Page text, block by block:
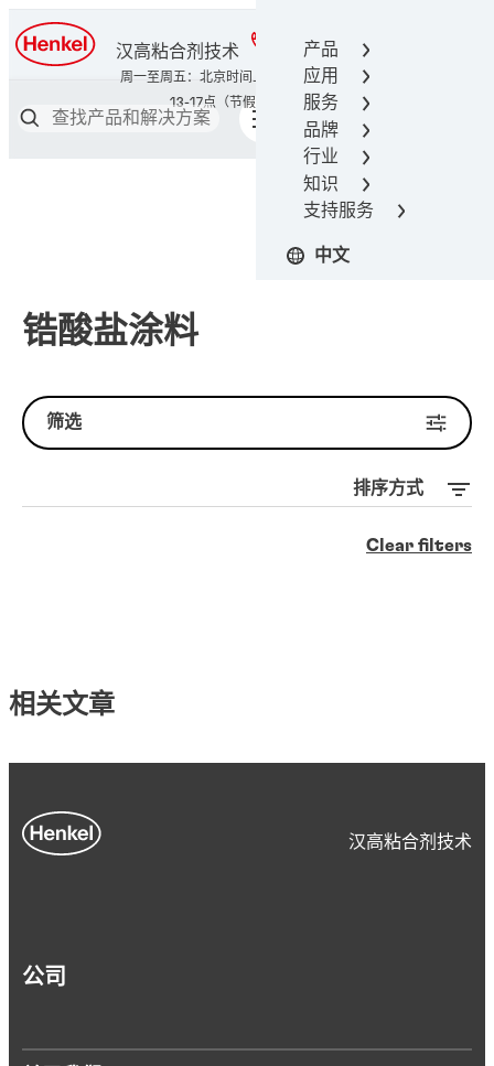
产品
应用
服务
品牌
行业
知识
支持服务
中文
汉高粘合剂技术 400-666-7306
锆酸盐涂料
筛选
排序方式
Clear filters
相关文章
汉高粘合剂技术
公司